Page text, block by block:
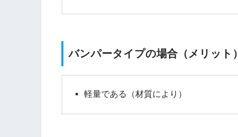
バンパータイプの場合（メリット）
軽量である（材質により）